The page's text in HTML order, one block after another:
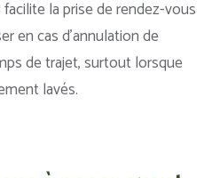
la prise de rendez-vous
en cas d’annulation de
de trajet, surtout lorsque
lavés.